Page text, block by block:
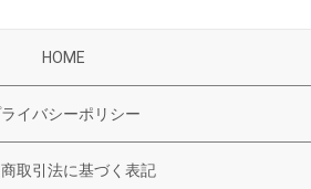
HOME
イバシーポリシー
取引法に基づく表記